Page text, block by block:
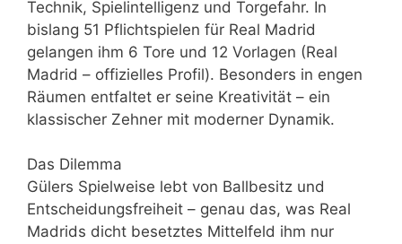
Technik, Spielintelligenz und Torgefahr. In
bislang 51 Pflichtspielen für Real Madrid
gelangen ihm 6 Tore und 12 Vorlagen (Real
Madrid – offizielles Profil). Besonders in engen
Räumen entfaltet er seine Kreativität – ein
klassischer Zehner mit moderner Dynamik.
Das Dilemma
Gülers Spielweise lebt von Ballbesitz und
Entscheidungsfreiheit – genau das, was Real
Madrids dicht besetztes Mittelfeld ihm nur